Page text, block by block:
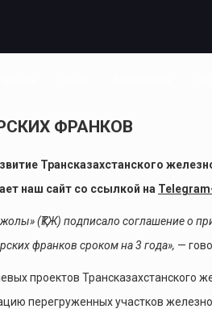
ФРАНКОВ
Трансказахстанского
наш сайт со ссылкой на
жолы» (ҚТЖ) подписало соглашение о
франков сроком на 3 года», —
проектов Трансказахстанского
перегруженных участков